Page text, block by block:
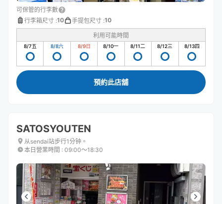
可保管的行李數
行李箱尺寸 :10 手提包尺寸 :10
利用可能時間
8/7五 8/8六 8/9日 8/10一 8/11二 8/12三 8/13四
預約此店舖
SATOSYOUTEN
从sendai站步行1分钟。
本日營業時間 : 09:00〜18:30